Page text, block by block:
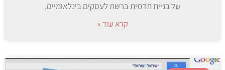
של בניית תדמית ברשת לעסקים בינלאומיים,
קרא עוד »